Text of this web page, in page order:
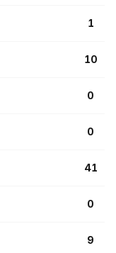
1
10
0
0
41
0
9